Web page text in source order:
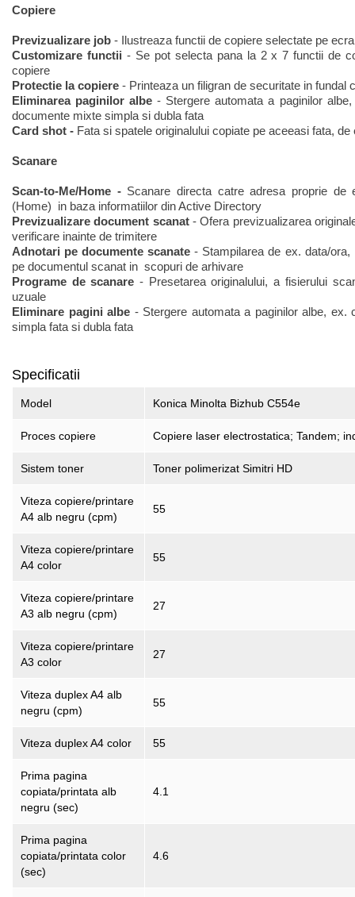
Copiere
Previzualizare job - Ilustreaza functii de copiere selectate pe
Customizare functii - Se pot selecta pana la 2 x 7 functii de
copiere
Protectie la copiere - Printeaza un filigran de securitate in fundal
Eliminarea paginilor albe - Stergere automata a paginilor
documente mixte simpla si dubla fata
Card shot - Fata si spatele originalului copiate pe aceeasi fata,
Scanare
Scan-to-Me/Home -Scanare directa catre adresa proprie de
(Home) in baza informatiilor din Active Directory
Previzualizare document scanat- Ofera previzualizarea
verificare inainte de trimitere
Adnotari pe documente scanate - Stampilarea de ex. data/
pe documentul scanat in scopuri de arhivare
Programe de scanare - Presetarea originalului, a fisierului
uzuale
Eliminare pagini albe - Stergere automata a paginilor albe, ex.
simpla fata si dubla fata
Specificatii
Model Konica Minolta Bizhub C554e
Proces copiere Copiere laser electrostatica; Tandem;
Sistem toner Toner polimerizat Simitri HD
Viteza copiere/printare
A4 alb negru (cpm)
55
Viteza copiere/printare
A4 color
55
Viteza copiere/printare
A3 alb negru (cpm)
27
Viteza copiere/printare
A3 color
27
Viteza duplex A4 alb
negru (cpm)
55
Viteza duplex A4 color 55
Prima pagina
copiata/printata alb
negru (sec)
4.1
Prima pagina
copiata/printata color
(sec)
4.6